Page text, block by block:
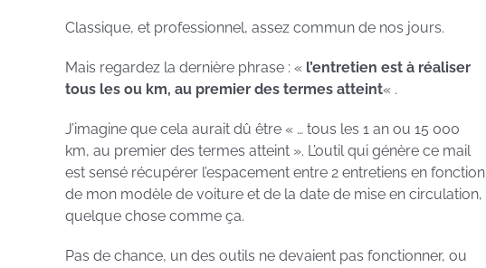
Classique, et professionnel, assez commun de nos jours.
Mais regardez la dernière phrase : « l’entretien est à réaliser
tous les ou km, au premier des termes atteint« .
J’imagine que cela aurait dû être « … tous les 1 an ou 15 000
km, au premier des termes atteint ». L’outil qui génère ce mail
est sensé récupérer l’espacement entre 2 entretiens en fonction
de mon modèle de voiture et de la date de mise en circulation,
quelque chose comme ça.
Pas de chance, un des outils ne devaient pas fonctionner, ou